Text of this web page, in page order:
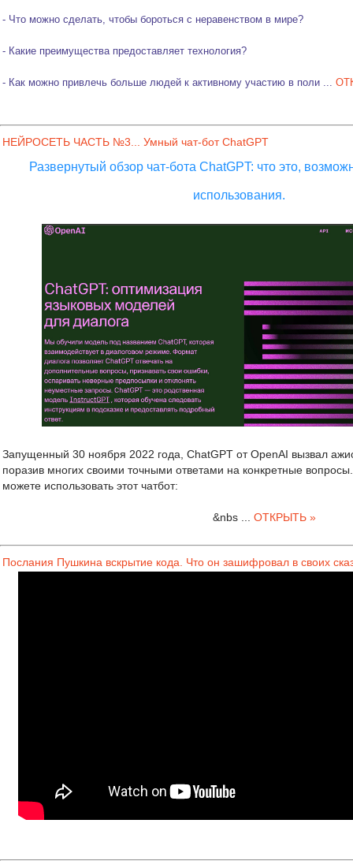
- Что можно сделать, чтобы бороться с неравенством в мире?
- Какие преимущества предоставляет технология?
- Как можно привлечь больше людей к активному участию в поли
НЕЙРОСЕТЬ ЧАСТЬ №3... Умный чат-бот СhatGPT
Развернутый обзор чат-бота ChatGPT: что это,
использования.
Запущенный 30 ноября 2022 года, ChatGPT от OpenAI вызвал
поразив многих своими точными ответами на конкретные
можете использовать этот чатбот:
&nbs ОТКРЫТЬ »
Послания Пушкина вскрытие кода. Что он зашифровал в своих